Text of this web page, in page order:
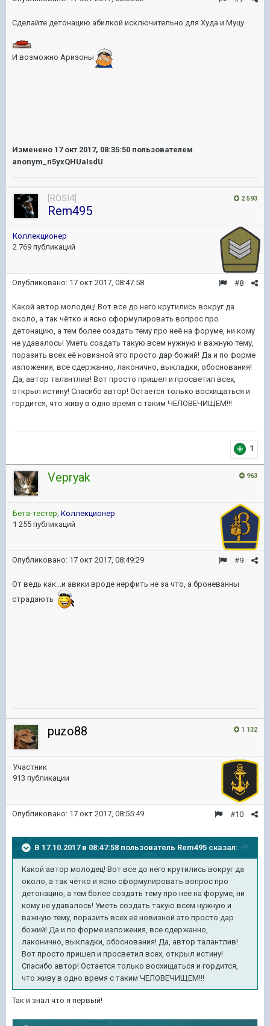
Сделайте детонацию абилкой исключительно для Худа и Муцу
И возможно Аризоны
Изменено 17 окт 2017, 08:35:50 пользователем
anonym_n5yxQHUaIsdU
2 593
[ROSI4]
Rem495
Коллекционер
2 769 публикаций
#8
Опубликовано: 17 окт 2017, 08:47:58
Какой автор молодец! Вот все до него крутились вокруг да
около, а так чётко и ясно сформулировать вопрос про
детонацию, а тем более создать тему про неё на форуме, ни кому
не удавалось! Уметь создать такую всем нужную и важную тему,
поразить всех её новизной это просто дар божий! Да и по форме
изложения, все сдержанно, лаконично, выкладки, обоснования!
Да, автор талантлив! Вот просто пришел и просветил всех,
открыл истину! Спасибо автор! Остается только восхищаться и
гордится, что живу в одно время с таким ЧЕЛОВЕЧИЩЕМ!!!
1
963
Vepryak
Бета-тестер, Коллекционер
1 255 публикаций
#9
Опубликовано: 17 окт 2017, 08:49:29
От ведь как...и авики вроде нерфить не за что, а броневанны
страдають
1 132
puzo88
Участник
913 публикации
#10
Опубликовано: 17 окт 2017, 08:55:49
В 17.10.2017 в 08:47:58 пользователь Rem495 сказал:
Какой автор молодец! Вот все до него крутились вокруг да
около, а так чётко и ясно сформулировать вопрос про
детонацию, а тем более создать тему про неё на форуме, ни
кому не удавалось! Уметь создать такую всем нужную и
важную тему, поразить всех её новизной это просто дар
божий! Да и по форме изложения, все сдержанно,
лаконично, выкладки, обоснования! Да, автор талантлив!
Вот просто пришел и просветил всех, открыл истину!
Спасибо автор! Остается только восхищаться и гордится,
что живу в одно время с таким ЧЕЛОВЕЧИЩЕМ!!!
Так и знал что я первый!